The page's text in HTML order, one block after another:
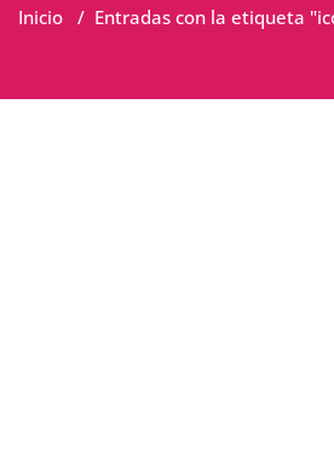
Inicio / Entradas con la etiqueta